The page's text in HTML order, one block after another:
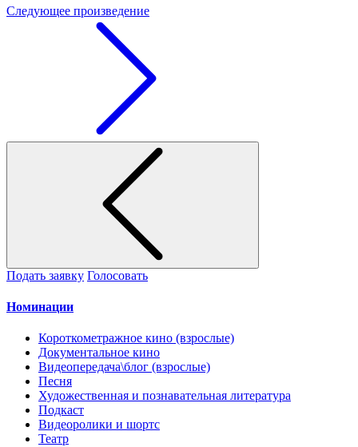
Следующее произведение
Подать заявку Голосовать
Номинации
Короткометражное кино (взрослые)
Документальное кино
Видеопередача\блог (взрослые)
Песня
Художественная и познавательная литература
Подкаст
Видеоролики и шортс
Театр